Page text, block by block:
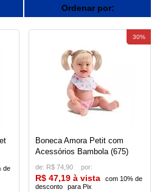
Ordenar por:
de
Boneca Amora Petit com
Acessórios Bambola (675)
de: R$ 74,90
R$ 47,19 à vista
com 10% de
desconto
para Pix
30%